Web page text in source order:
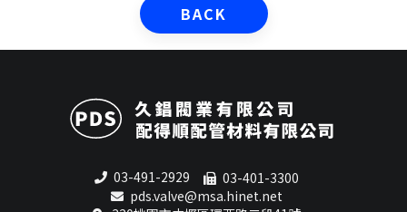
BACK
03-491-2929
03-401-3300
pds.valve@msa.hinet.net